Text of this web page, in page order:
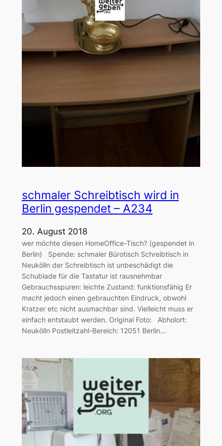
schmaler Schreibtisch wird in
Berlin gespendet – A234
20. August 2018
wer möchte diesen HomeOffice-Tisch? (gespendet in
Berlin) Spende: schmaler Bürotisch Schreibtisch in
Neukölln der Schreibtisch ist unbeschädigt die
Schublade für die Tastatur ist rausnehmbar
Gebrauchsspuren: leichte Zustand: funktionsfähig Er
macht jedoch einen gebrauchten Eindruck, obwohl
Kratzer etc nicht ausmachbar sind. Vielleicht muss er
einfach entstaubt werden. Original Foto: Abholort:
Neukölln Postleitzahl-Bereich: 12051 Berlin…